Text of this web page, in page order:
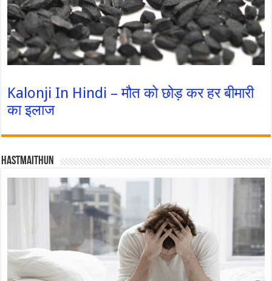
Kalonji In Hindi – मौत को छोड़ कर हर बीमारी
का इलाज
Hastmaithun